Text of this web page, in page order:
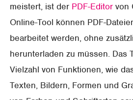
meistert, ist der PDF-Editor von
Online-Tool können PDF-
bearbeitet werden, ohne
herunterladen zu müssen. Das
Vielzahl von Funktionen, wie
Texten, Bildern, Formen und